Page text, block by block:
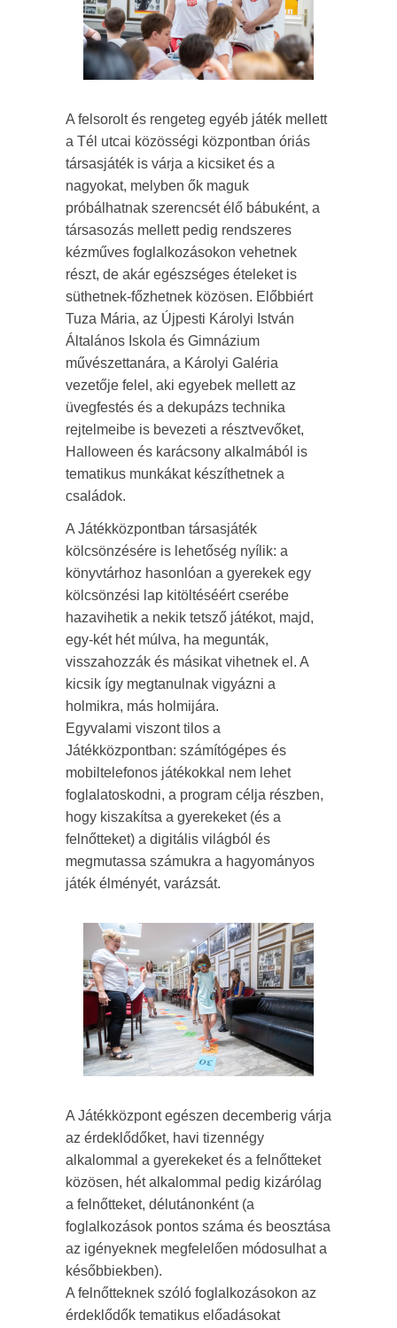
A felsorolt és rengeteg egyéb játék mellett
a Tél utcai közösségi központban óriás
társasjáték is várja a kicsiket és a
nagyokat, melyben ők maguk
próbálhatnak szerencsét élő bábuként, a
társasozás mellett pedig rendszeres
kézműves foglalkozásokon vehetnek
részt, de akár egészséges ételeket is
süthetnek-főzhetnek közösen. Előbbiért
Tuza Mária, az Újpesti Károlyi István
Általános Iskola és Gimnázium
művészettanára, a Károlyi Galéria
vezetője felel, aki egyebek mellett az
üvegfestés és a dekupázs technika
rejtelmeibe is bevezeti a résztvevőket,
Halloween és karácsony alkalmából is
tematikus munkákat készíthetnek a
családok.
A Játékközpontban társasjáték
kölcsönzésére is lehetőség nyílik: a
könyvtárhoz hasonlóan a gyerekek egy
kölcsönzési lap kitöltéséért cserébe
hazavihetik a nekik tetsző játékot, majd,
egy-két hét múlva, ha megunták,
visszahozzák és másikat vihetnek el. A
kicsik így megtanulnak vigyázni a
holmikra, más holmijára.
Egyvalami viszont tilos a
Játékközpontban: számítógépes és
mobiltelefonos játékokkal nem lehet
foglalatoskodni, a program célja részben,
hogy kiszakítsa a gyerekeket (és a
felnőtteket) a digitális világból és
megmutassa számukra a hagyományos
játék élményét, varázsát.
A Játékközpont egészen decemberig várja
az érdeklődőket, havi tizennégy
alkalommal a gyerekeket és a felnőtteket
közösen, hét alkalommal pedig kizárólag
a felnőtteket, délutánonként (a
foglalkozások pontos száma és beosztása
az igényeknek megfelelően módosulhat a
későbbiekben).
A felnőtteknek szóló foglalkozásokon az
érdeklődők tematikus előadásokat